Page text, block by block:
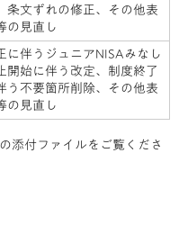
条文ずれの修正、その他表
の見直し
に伴うジュニアNISAみなし
開始に伴う改定、制度終了
う不要箇所削除、その他表
の見直し
添付ファイルをご覧くださ